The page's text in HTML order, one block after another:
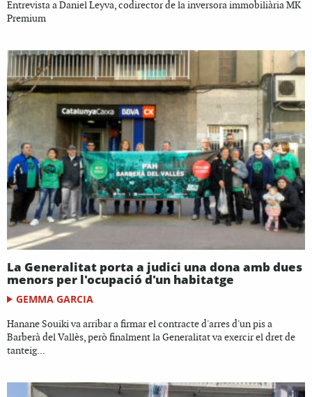
Entrevista a Daniel Leyva, codirector de la inversora immobiliària MK
Premium
La Generalitat porta a judici una dona amb dues
menors per l'ocupació d'un habitatge
GEMMA GARCIA
Hanane Souiki va arribar a firmar el contracte d'arres d'un pis a
Barberà del Vallès, però finalment la Generalitat va exercir el dret de
tanteig...